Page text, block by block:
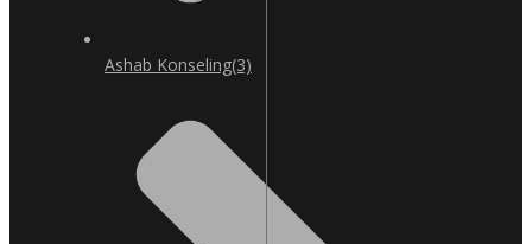
Ashab Konseling(3)